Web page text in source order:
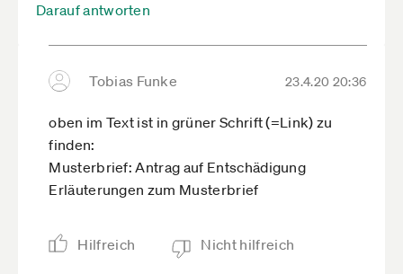
Darauf antworten
Tobias Funke 23.4.20 20:36
oben im Text ist in grüner Schrift (=Link) zu
finden:
Musterbrief: Antrag auf Entschädigung
Erläuterungen zum Musterbrief
Hilfreich Nicht hilfreich